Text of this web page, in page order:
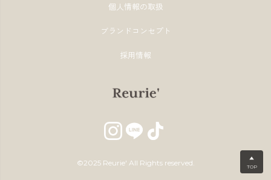
▲
TOP
個人情報の取扱
ブランドコンセプト
採用情報
©2025 Reurie' All Rights reserved.